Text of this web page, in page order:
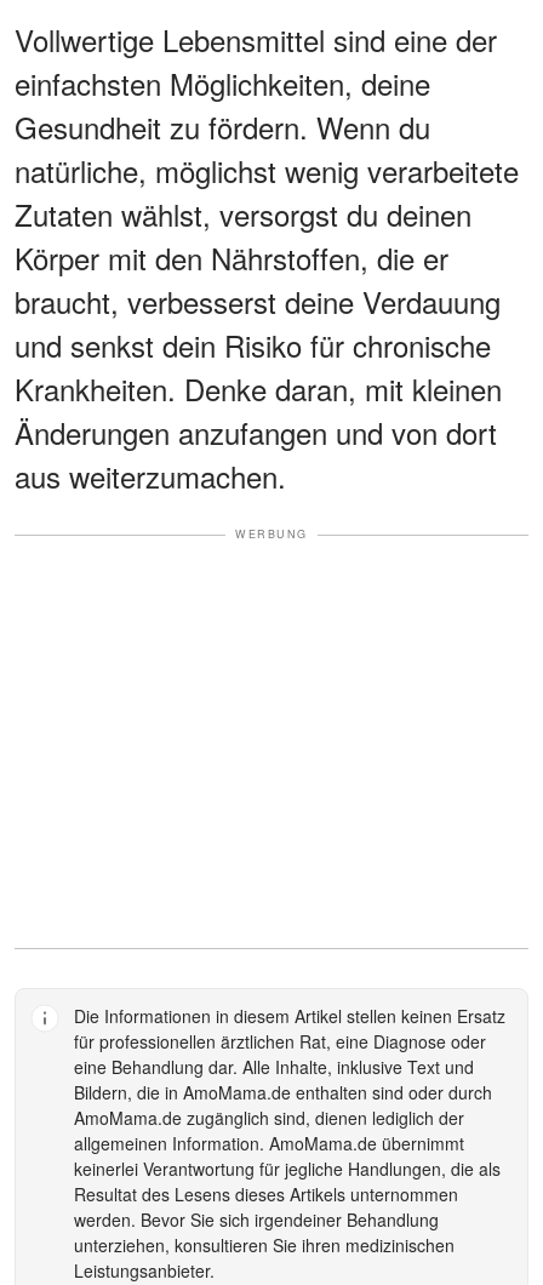
Vollwertige Lebensmittel sind eine der
einfachsten Möglichkeiten, deine
Gesundheit zu fördern. Wenn du
natürliche, möglichst wenig verarbeitete
Zutaten wählst, versorgst du deinen
Körper mit den Nährstoffen, die er
braucht, verbesserst deine Verdauung
und senkst dein Risiko für chronische
Krankheiten. Denke daran, mit kleinen
Änderungen anzufangen und von dort
aus weiterzumachen.
WERBUNG
Die Informationen in diesem Artikel stellen keinen Ersatz
für professionellen ärztlichen Rat, eine Diagnose oder
eine Behandlung dar. Alle Inhalte, inklusive Text und
Bildern, die in AmoMama.de enthalten sind oder durch
AmoMama.de zugänglich sind, dienen lediglich der
allgemeinen Information. AmoMama.de übernimmt
keinerlei Verantwortung für jegliche Handlungen, die als
Resultat des Lesens dieses Artikels unternommen
werden. Bevor Sie sich irgendeiner Behandlung
unterziehen, konsultieren Sie ihren medizinischen
Leistungsanbieter.